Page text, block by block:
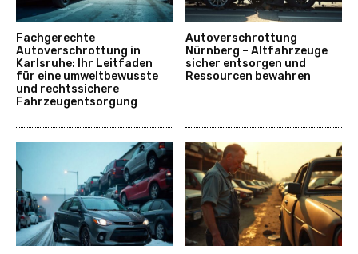
Fachgerechte
Autoverschrottung in
Karlsruhe: Ihr Leitfaden
für eine umweltbewusste
und rechtssichere
Fahrzeugentsorgung
Autoverschrottung
Nürnberg – Altfahrzeuge
sicher entsorgen und
Ressourcen bewahren